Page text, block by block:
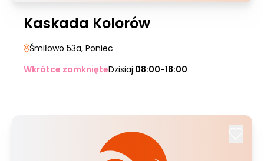
Kaskada Kolorów
Śmiłowo 53a, Poniec
Wkrótce zamknięteDzisiaj:08:00-18:00